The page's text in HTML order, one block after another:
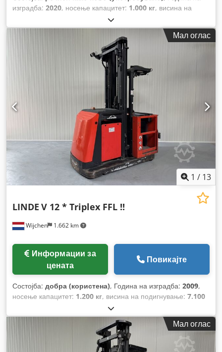
изградба: 2020, носење капацитет: 1.000 кг, висина на
, градежна височина:
работни часови:1.660 h, тип на гориво:електричен, тип на
јарбол:
Мал оглас
1 / 13
Wijchen 1.662 km
LINDE V 12 * Triplex FFL !!
цената
Повикајте
Состојба: добра (користена), Година на изградба: 2009,
носење капацитет: 1.200 кг, висина на подигнување: 7.100
2.900 мм
тип на гориво:електричен, тип на јарбол:триплекс,
Мал оглас